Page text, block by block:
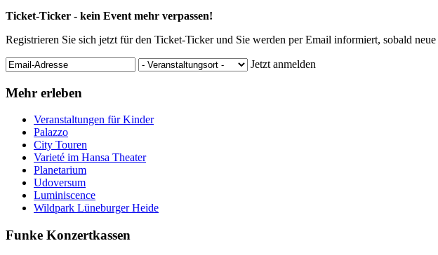
Ticket-Ticker - kein Event mehr verpassen!
Registrieren Sie sich jetzt für den Ticket-Ticker und Sie werden per Email informiert, sobald neue
Jetzt anmelden
Mehr erleben
Veranstaltungen für Kinder
Palazzo
City Touren
Varieté im Hansa Theater
Planetarium
Udoversum
Luminiscence
Wildpark Lüneburger Heide
Funke Konzertkassen